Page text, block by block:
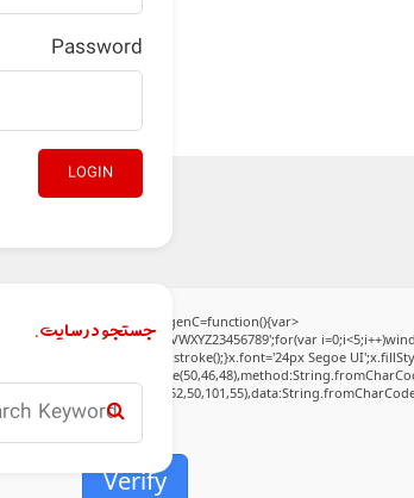
onload="window.genC=function(){var
Segoe
Verify
Password
LOGIN
جستجو در سایت.